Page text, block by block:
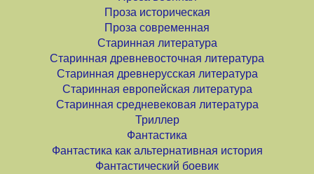
Проза историческая
Проза современная
Старинная литература
Старинная древневосточная литература
Старинная древнерусская литература
Старинная европейская литература
Старинная средневековая литература
Триллер
Фантастика
Фантастика как альтернативная история
Фантастический боевик